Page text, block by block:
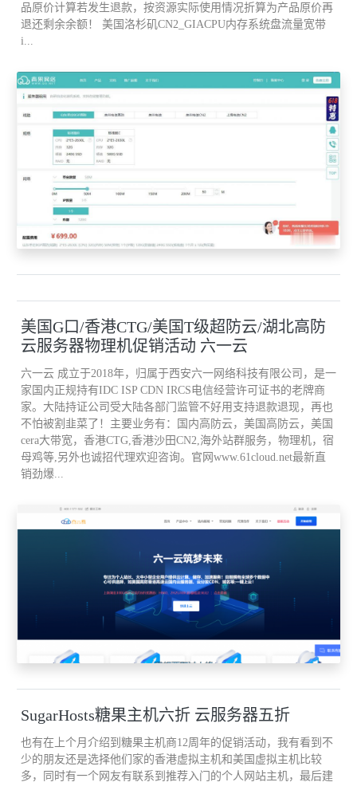
网上的咨询和洽谈能超越人们面对面洽谈的限制，提供多种方便的
异地交谈形式。
4、网上支付 电子商务要成为一个完整的过程，网上支付是重要的
客户和商家之间可采用多种支付方式，省去交易中很多人员的开
销。
网上支付需要更为可靠的信息传输安全性控制，以防止欺骗、窃
听、冒用等非法行为。
6、广告宣传 电子商务可凭借企业的Web服务器和客户的浏览，在上
发布各类商业信息。
客户可借助网上的检索工具迅速地找到所需商品信息，而商家可利
用网页和电子邮件在全球范围内做广告宣传。
息量却最为丰富。
7、意见征询 电子商务能十分方便地采用网页上的"选择"、"填空"等
格式文件来收集用户对销售服务的反馈意见。
这样，使企业的市场运营能形成一个封闭的回路。
产品、发现市场的商业机会。
8、业务管理 企业的整个业务管理将涉及到人、财、物多个方面，
如企业和企业、企业和消费者及企业内部等各方面的协调和管理。
品原价计算若发生退款，按资源实际使用情况折算为产品原价再
退还剩余余额！ 美国洛杉矶CN2_GIACPU内存系统盘流量宽带
i...
美国G口/香港CTG/美国T级超防云/湖北高防
云服务器物理机促销活动 六一云
六一云 成立于2018年，归属于西安六一网络科技有限公司，是一
家国内正规持有IDC ISP CDN IRCS电信经营许可证书的老牌商
家。大陆持证公司受大陆各部门监管不好用支持退款退现，再也
不怕被割韭菜了！主要业务有：国内高防云，美国高防云，美国
cera大带宽，香港CTG,香港沙田CN2,海外站群服务，物理机，宿
母鸡等,另外也诚招代理欢迎咨询。官网www.61cloud.net最新直
销劲爆...
SugarHosts糖果主机六折 云服务器五折
也有在上个月介绍到糖果主机商12周年的促销活动，我有看到不
少的朋友还是选择他们家的香港虚拟主机和美国虚拟主机比较
多，同时有一个网友有联系到推荐入门的个人网站主机，最后建